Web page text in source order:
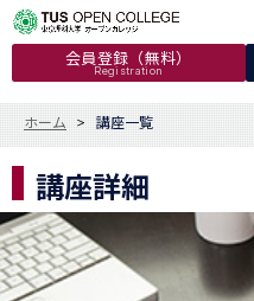
会員登録（無料）
Registration
ホーム 講座一覧
講座詳細